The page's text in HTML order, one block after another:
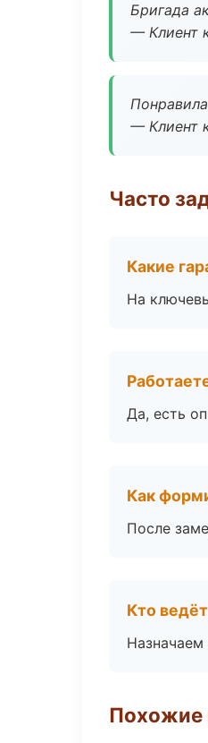
Бригада
— Клиент
— Клиент
Часто
Какие
На
Да, есть
Как
После
Кто
Назначаем
Похожие